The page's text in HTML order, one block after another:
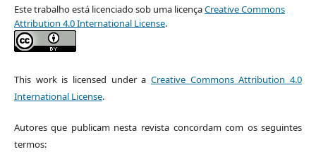
Este trabalho está licenciado sob uma licençaCreative Commons
Attribution 4.0 International License.
This work is licensed under aCreative Commons Attribution 4.0
International License.
Autores que publicam nesta revista concordam com os seguintes
termos: